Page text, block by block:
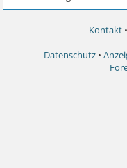
Kontakt •
Datenschutz •